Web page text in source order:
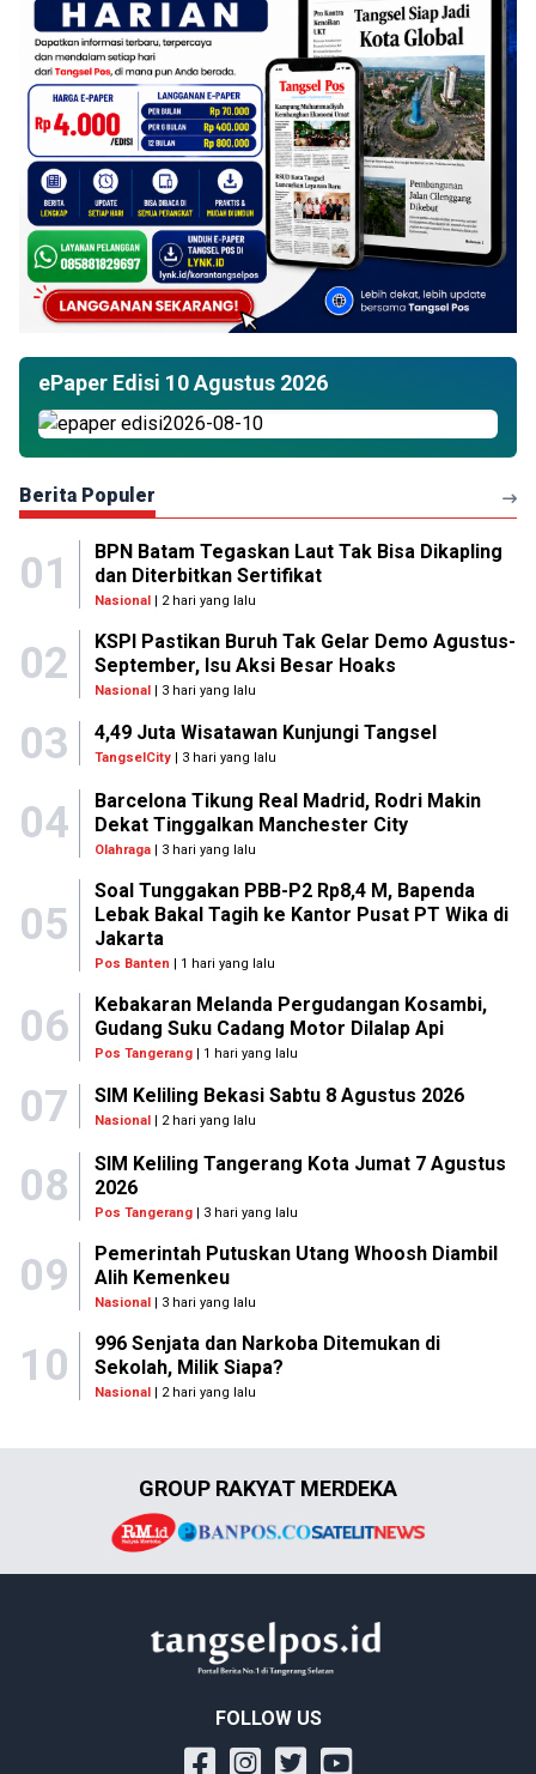
ePaper Edisi 10 Agustus 2026
Berita Populer
01
BPN Batam Tegaskan Laut Tak Bisa Dikapling
dan Diterbitkan Sertifikat
Nasional| 2 hari yang lalu
02
KSPI Pastikan Buruh Tak Gelar Demo Agustus-
September, Isu Aksi Besar Hoaks
Nasional| 3 hari yang lalu
03 4,49 Juta Wisatawan Kunjungi Tangsel
TangselCity | 3 hari yang lalu
04
Barcelona Tikung Real Madrid, Rodri Makin
Dekat Tinggalkan Manchester City
Olahraga| 3 hari yang lalu
05
Soal Tunggakan PBB-P2 Rp8,4 M, Bapenda
Lebak Bakal Tagih ke Kantor Pusat PT Wika di
Jakarta
Pos Banten | 1 hari yang lalu
06
Kebakaran Melanda Pergudangan Kosambi,
Gudang Suku Cadang Motor Dilalap Api
Pos Tangerang| 1 hari yang lalu
07 SIM Keliling Bekasi Sabtu 8 Agustus 2026
Nasional | 2 hari yang lalu
08
SIM Keliling Tangerang Kota Jumat 7 Agustus
2026
Pos Tangerang| 3 hari yang lalu
09
Pemerintah Putuskan Utang Whoosh Diambil
Alih Kemenkeu
Nasional| 3 hari yang lalu
10
996 Senjata dan Narkoba Ditemukan di
Sekolah, Milik Siapa?
Nasional| 2 hari yang lalu
GROUP RAKYAT MERDEKA
FOLLOW US